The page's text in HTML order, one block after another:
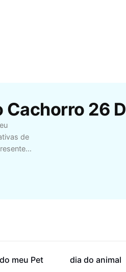
de
e
meu Pet 6,5 mil
dia do animal